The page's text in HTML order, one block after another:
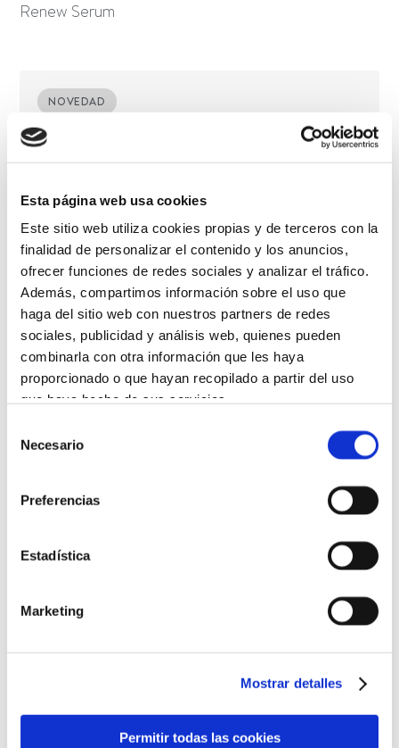
Esta página web usa cookies
Este sitio web utiliza cookies propias y de terceros con la
finalidad de personalizar el contenido y los anuncios,
ofrecer funciones de redes sociales y analizar el tráfico.
Además, compartimos información sobre el uso que
haga del sitio web con nuestros partners de redes
sociales, publicidad y análisis web, quienes pueden
combinarla con otra información que les haya
proporcionado o que hayan recopilado a partir del uso
que haya hecho de sus servicios.
Más información
Necesario
Preferencias
Estadística
Marketing
Mostrar detalles
Permitir todas las cookies
Renew Serum
NOVEDAD
Balance Serum